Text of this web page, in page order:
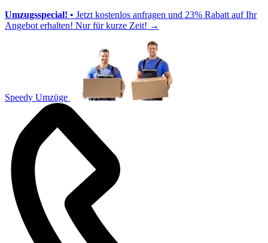
Umzugsspecial! • Jetzt kostenlos anfragen und 23% Rabatt auf Ihr
Angebot erhalten! Nur für kurze Zeit! →
Speedy Umzüge